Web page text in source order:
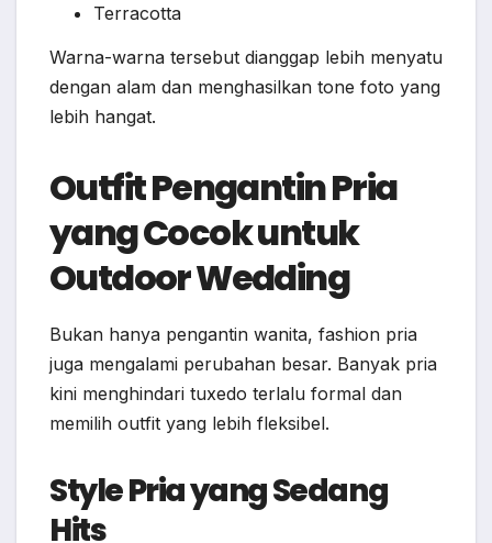
Terracotta
Warna-warna tersebut dianggap lebih menyatu
dengan alam dan menghasilkan tone foto yang
lebih hangat.
Outfit Pengantin Pria
yang Cocok untuk
Outdoor Wedding
Bukan hanya pengantin wanita, fashion pria
juga mengalami perubahan besar. Banyak pria
kini menghindari tuxedo terlalu formal dan
memilih outfit yang lebih fleksibel.
Style Pria yang Sedang
Hits